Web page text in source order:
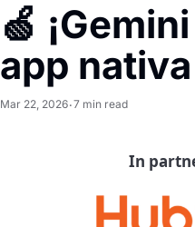
🍏
app
Mar 22, 2026•7 min read
In